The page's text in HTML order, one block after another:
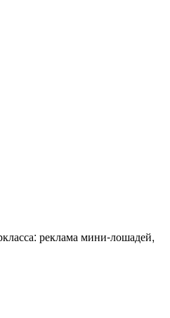
реклама мини-лошадей,